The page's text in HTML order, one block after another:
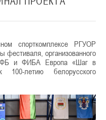
спорткомплексе РГУОР
фестиваля, организованного
БФБ и ФИБА Европа «Шаг в
летию белорусского